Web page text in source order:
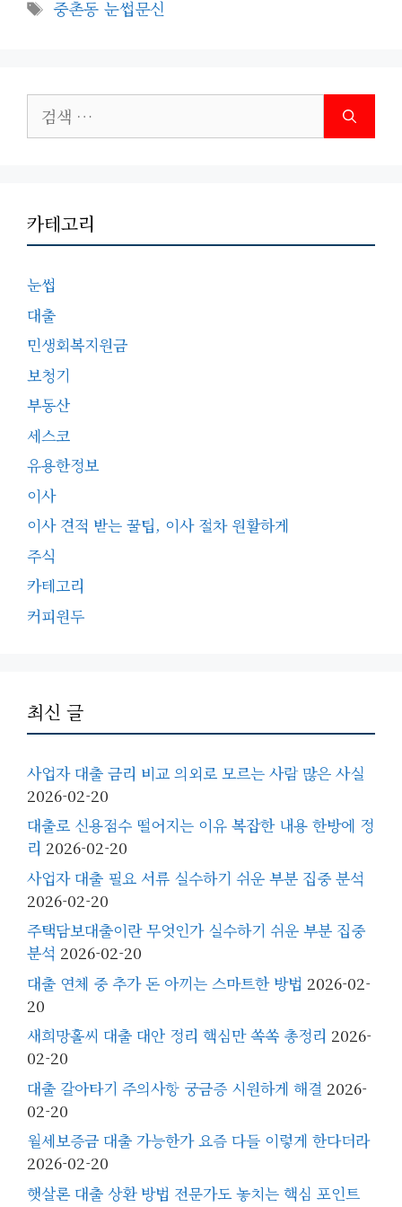
고
중촌동 눈썹문신
색:
카테고리
눈썹
대출
민생회복지원금
보청기
부동산
세스코
유용한정보
이사
이사 견적 받는 꿀팁, 이사 절차 원활하게
주식
카테고리
커피원두
최신 글
사업자 대출 금리 비교 의외로 모르는 사람 많은 사실
2026-02-20
대출로 신용점수 떨어지는 이유 복잡한 내용 한방에 정
리 2026-02-20
사업자 대출 필요 서류 실수하기 쉬운 부분 집중 분석
2026-02-20
주택담보대출이란 무엇인가 실수하기 쉬운 부분 집중
분석 2026-02-20
대출 연체 중 추가 돈 아끼는 스마트한 방법 2026-02-
20
새희망홀씨 대출 대안 정리 핵심만 쏙쏙 총정리 2026-
02-20
대출 갈아타기 주의사항 궁금증 시원하게 해결 2026-
02-20
월세보증금 대출 가능한가 요즘 다들 이렇게 한다더라
2026-02-20
햇살론 대출 상환 방법 전문가도 놓치는 핵심 포인트